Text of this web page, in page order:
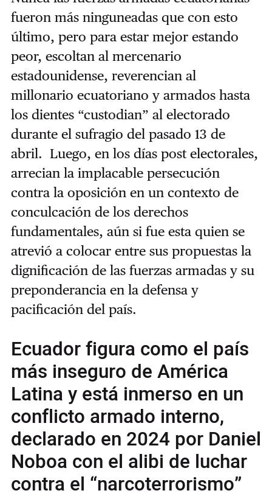
fueron más ninguneadas que con esto
último, pero para estar mejor estando
peor, escoltan al mercenario
estadounidense, reverencian al
millonario ecuatoriano y armados hasta
los dientes “custodian” al electorado
durante el sufragio del pasado 13 de
abril. Luego, en los días post electorales,
arrecian la implacable persecución
contra la oposición en un contexto de
conculcación de los derechos
fundamentales, aún si fue esta quien se
atrevió a colocar entre sus propuestas la
dignificación de las fuerzas armadas y su
preponderancia en la defensa y
pacificación del país.
Ecuador figura como el país
más inseguro de América
Latina y está inmerso en un
conflicto armado interno,
declarado en 2024 por Daniel
Noboa con el alibi de luchar
contra el “narcoterrorismo”